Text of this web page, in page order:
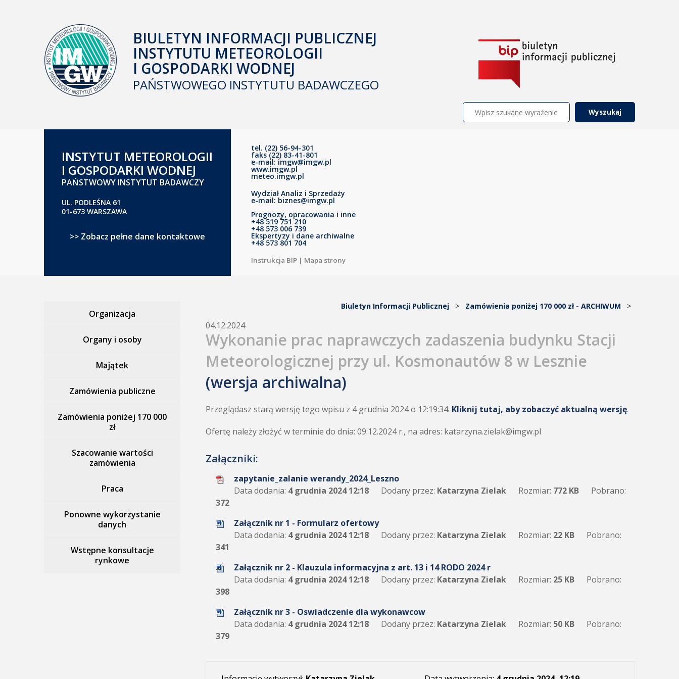
BIULETYN INFORMACJI PUBLICZNEJ
INSTYTUTU METEOROLOGII
I GOSPODARKI WODNEJ
PAŃSTWOWEGO INSTYTUTU BADAWCZEGO
Szukaj:
INSTYTUT METEOROLOGII
I GOSPODARKI WODNEJ
PAŃSTWOWY INSTYTUT BADAWCZY
UL. PODLEŚNA 61
01-673 WARSZAWA
>> Zobacz pełne dane kontaktowe
tel. (22) 56-94-301
faks (22) 83-41-801
e-mail: imgw@imgw.pl
www.imgw.pl
meteo.imgw.pl
Wydział Analiz i Sprzedaży
e-mail: biznes@imgw.pl
Prognozy, opracowania i inne
+48 519 751 210
+48 573 006 739
Ekspertyzy i dane archiwalne
+48 573 801 704
Instrukcja BIP | Mapa strony
Organizacja
Organy i osoby
Majątek
Zamówienia publiczne
Zamówienia poniżej 170 000
zł
Szacowanie wartości
zamówienia
Praca
Ponowne wykorzystanie
danych
Wstępne konsultacje
rynkowe
Biuletyn Informacji Publicznej > Zamówienia poniżej 170 000 zł - ARCHIWUM >
04.12.2024
Wykonanie prac naprawczych zadaszenia budynku Stacji
Meteorologicznej przy ul. Kosmonautów 8 w Lesznie
(wersja archiwalna)
Przeglądasz starą wersję tego wpisu z 4 grudnia 2024 o 12:19:34. Kliknij tutaj, aby zobaczyć aktualną wersję.
Ofertę należy złożyć w terminie do dnia: 09.12.2024 r., na adres: katarzyna.zielak@imgw.pl
Załączniki:
zapytanie_zalanie werandy_2024_Leszno
Data dodania: 4 grudnia 2024 12:18 Dodany przez: Katarzyna Zielak Rozmiar: 772 KB
Pobrano:
372
Załącznik nr 1 - Formularz ofertowy
Data dodania: 4 grudnia 2024 12:18 Dodany przez: Katarzyna Zielak Rozmiar: 22 KB
Pobrano:
341
Załącznik nr 2 - Klauzula informacyjna z art. 13 i 14 RODO 2024 r
Data dodania: 4 grudnia 2024 12:18 Dodany przez: Katarzyna Zielak Rozmiar: 25 KB
Pobrano:
398
Załącznik nr 3 - Oswiadczenie dla wykonawcow
Data dodania: 4 grudnia 2024 12:18 Dodany przez: Katarzyna Zielak Rozmiar: 50 KB
Pobrano:
379